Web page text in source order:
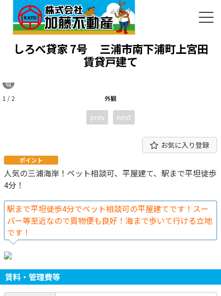
しろべ貸家 7号
三浦市南下浦町上宮田
賃貸戸建て
外観
1 / 2
prev next
お気に入り登録
ポイント
人気の三浦海岸！ペット相談可、平屋建て、駅まで平坦徒歩
4分！
駅まで平坦徒歩4分でペット相談可の平屋建てです！スー
パー等至近なので買物便も良好！海まで歩いて行ける立地
です！
賃料・管理費等